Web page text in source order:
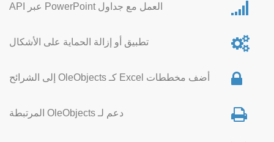
العمل مع جداول PowerPoint عبر API
تطبيق أو إزالة الحماية على الأشكال
أضف مخططات Excel كـ OleObjects إلى الشرائح
دعم لـ OleObjects المرتبطة